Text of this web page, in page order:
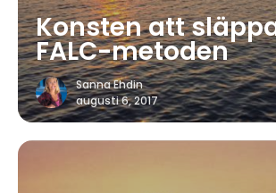
Konsten att
FALC-metoden
Sanna Ehdin
augusti 6, 2017